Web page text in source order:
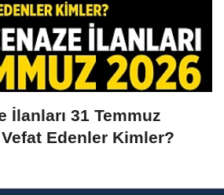
İlanları 31 Temmuz
Edenler Kimler?